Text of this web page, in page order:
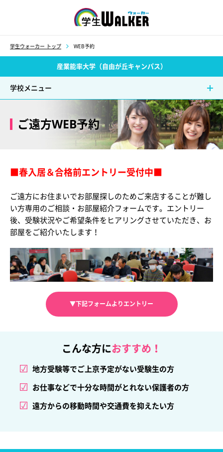
学生ウォーカー トップ WEB予約
産業能率大学（自由が丘キャンパス）
学校メニュー
ご遠方WEB予約
■春入居＆合格前エントリー受付中■
ご遠方にお住まいでお部屋探しのためご来店することが難し
い方専用のご相談・お部屋紹介フォームです。エントリー
後、受験状況やご希望条件をヒアリングさせていただき、お
部屋をご紹介いたします！
▼下記フォームよりエントリー
こんな方におすすめ！
地方受験等でご上京予定がない受験生の方
お仕事などで十分な時間がとれない保護者の方
遠方からの移動時間や交通費を抑えたい方